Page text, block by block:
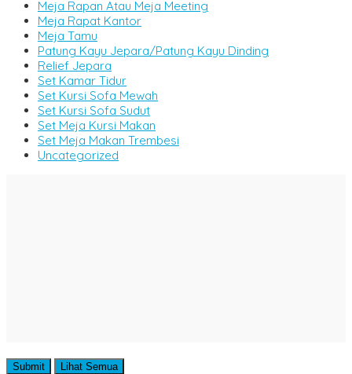
Meja Rapan Atau Meja Meeting
Meja Rapat Kantor
Meja Tamu
Patung Kayu Jepara/Patung Kayu Dinding
Relief Jepara
Set Kamar Tidur
Set Kursi Sofa Mewah
Set Kursi Sofa Sudut
Set Meja Kursi Makan
Set Meja Makan Trembesi
Uncategorized
Submit Lihat Semua